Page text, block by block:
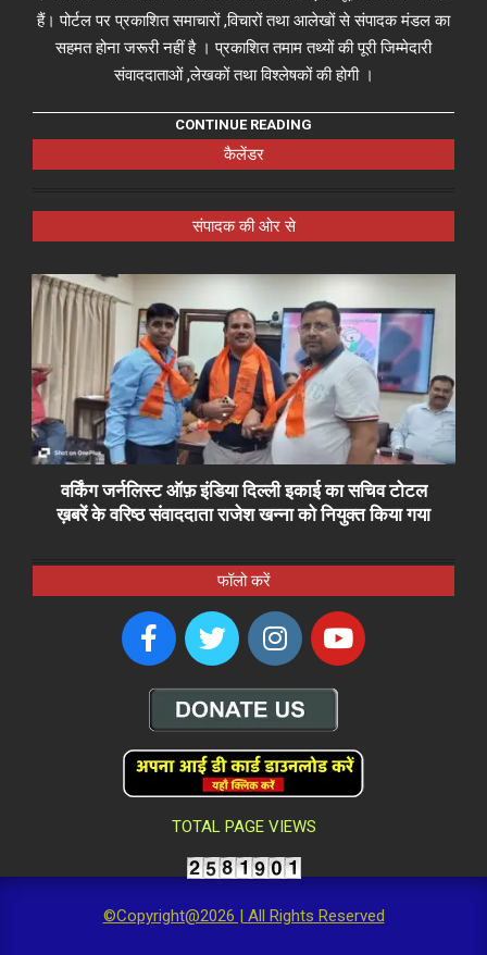
हैं। पोर्टल पर प्रकाशित समाचारों ,विचारों तथा आलेखों से संपादक मंडल का
सहमत होना जरूरी नहीं है । प्रकाशित तमाम तथ्यों की पूरी जिम्मेदारी
संवाददाताओं ,लेखकों तथा विश्लेषकों की होगी ।
CONTINUE READING
कैलेंडर
संपादक की ओर से
वर्किंग जर्नलिस्ट ऑफ़ इंडिया दिल्ली इकाई का सचिव टोटल
ख़बरें के वरिष्ठ संवाददाता राजेश खन्ना को नियुक्त किया गया
फॉलो करें
TOTAL PAGE VIEWS
©Copyright@2026 | All Rights Reserved